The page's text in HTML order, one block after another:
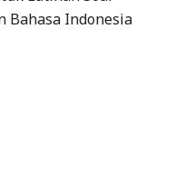
Bahasa Indonesia